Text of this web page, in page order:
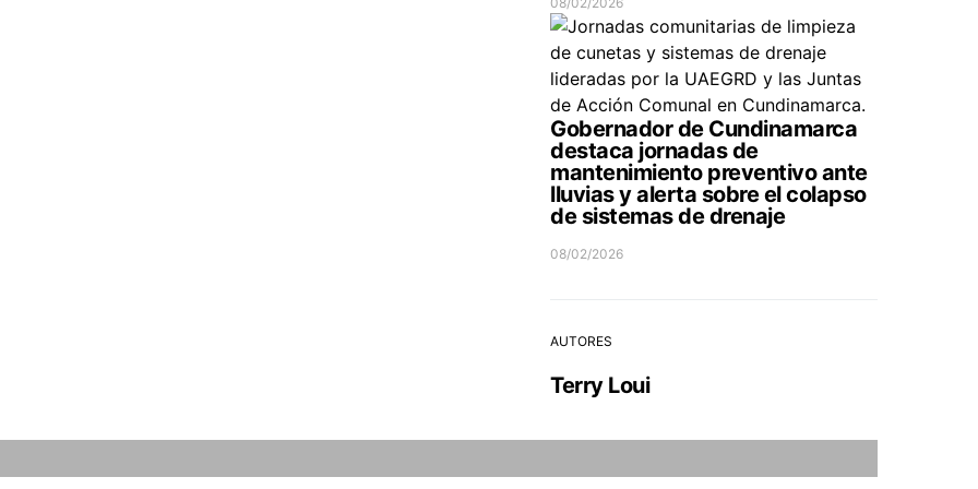
Gobernador de Cundinamarca
destaca jornadas de
mantenimiento preventivo ante
lluvias y alerta sobre el colapso
de sistemas de drenaje
08/02/2026
AUTORES
Terry Loui